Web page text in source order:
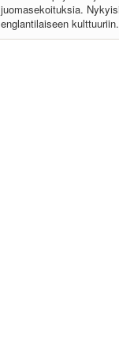
juomasekoituksia.
englantilaiseen